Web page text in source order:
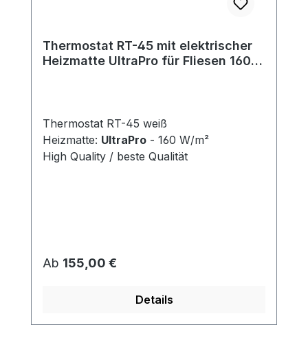
Thermostat RT-45 mit elektrischer
Heizmatte UltraPro für Fliesen 160
Thermostat RT-45 weiß
Heizmatte: UltraPro - 160 W/m²
High Quality / beste Qualität
Regulärer Preis:
Ab 155,00 €
Details